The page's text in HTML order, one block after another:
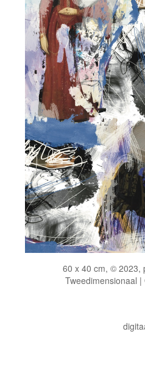
60 x 40 cm, © 2023,
Tweedimensionaal